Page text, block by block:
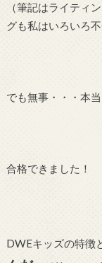
（筆記はライティ
グも私はいろいろ
でも無事・・・本
合格できました！
DWEキッズの特徴